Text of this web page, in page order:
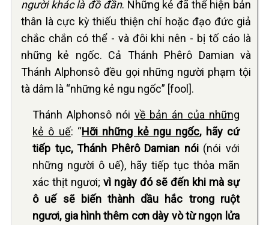
người khác là đồđần. Những kẻ đã thể hiện bản
thân là cực kỳ thiếu thiện chí hoặc đạo đức giả
chắc chắn có thể - và đôi khi nên - bị tố cáo là
những kẻ ngốc. Cả Thánh Phêrô Damian và
Thánh Alphonsô đều gọi những người phạm tội
tà dâm là “những kẻ ngu ngốc” [fool].
Thánh Alphonsô nói về bản án của những
kẻ ô uế: “Hỡi những kẻ ngu ngốc, hãy cứ
tiếp tục, Thánh Phêrô Damian nói (nói với
những người ô uế), hãy tiếp tục thỏa mãn
xác thịt ngươi;vì ngày đó sẽ đến khi mà sự
ô uế sẽ biến thành dầu hắc trong ruột
ngươi, gia hình thêm cơn dày vò từ ngọn lửa